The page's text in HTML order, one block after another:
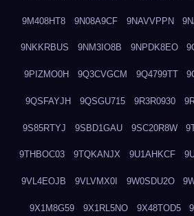
9M408HT8 9N08A9CF 9NAVVPPN
9NKKRBUS 9NM3IO8B 9NPDK8EO
9PIZMO0H 9Q3CVGCM 9Q4799TT
9QSFAYJH 9QSGU715 9R3R0930
9S85RTYJ 9SBD1GAU 9SC20R8W
9THBOC03 9TQKANJX 9U1AHKCF
9VL4EOJB 9VLVMX0I 9W0SDU2O
9X1M8G59 9X1RL5NO 9X48TOD5